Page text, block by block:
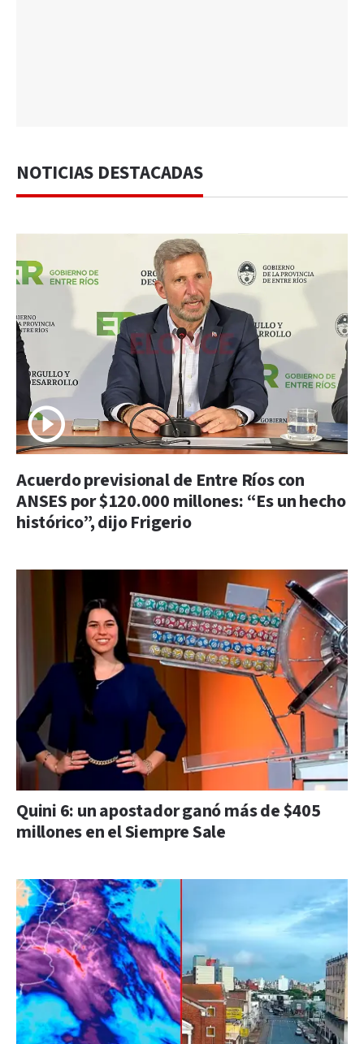
NOTICIAS DESTACADAS
Acuerdo previsional de Entre Ríos con
ANSES por $120.000 millones: “Es un hecho
histórico”, dijo Frigerio
Quini 6: un apostador ganó más de $405
millones en el Siempre Sale